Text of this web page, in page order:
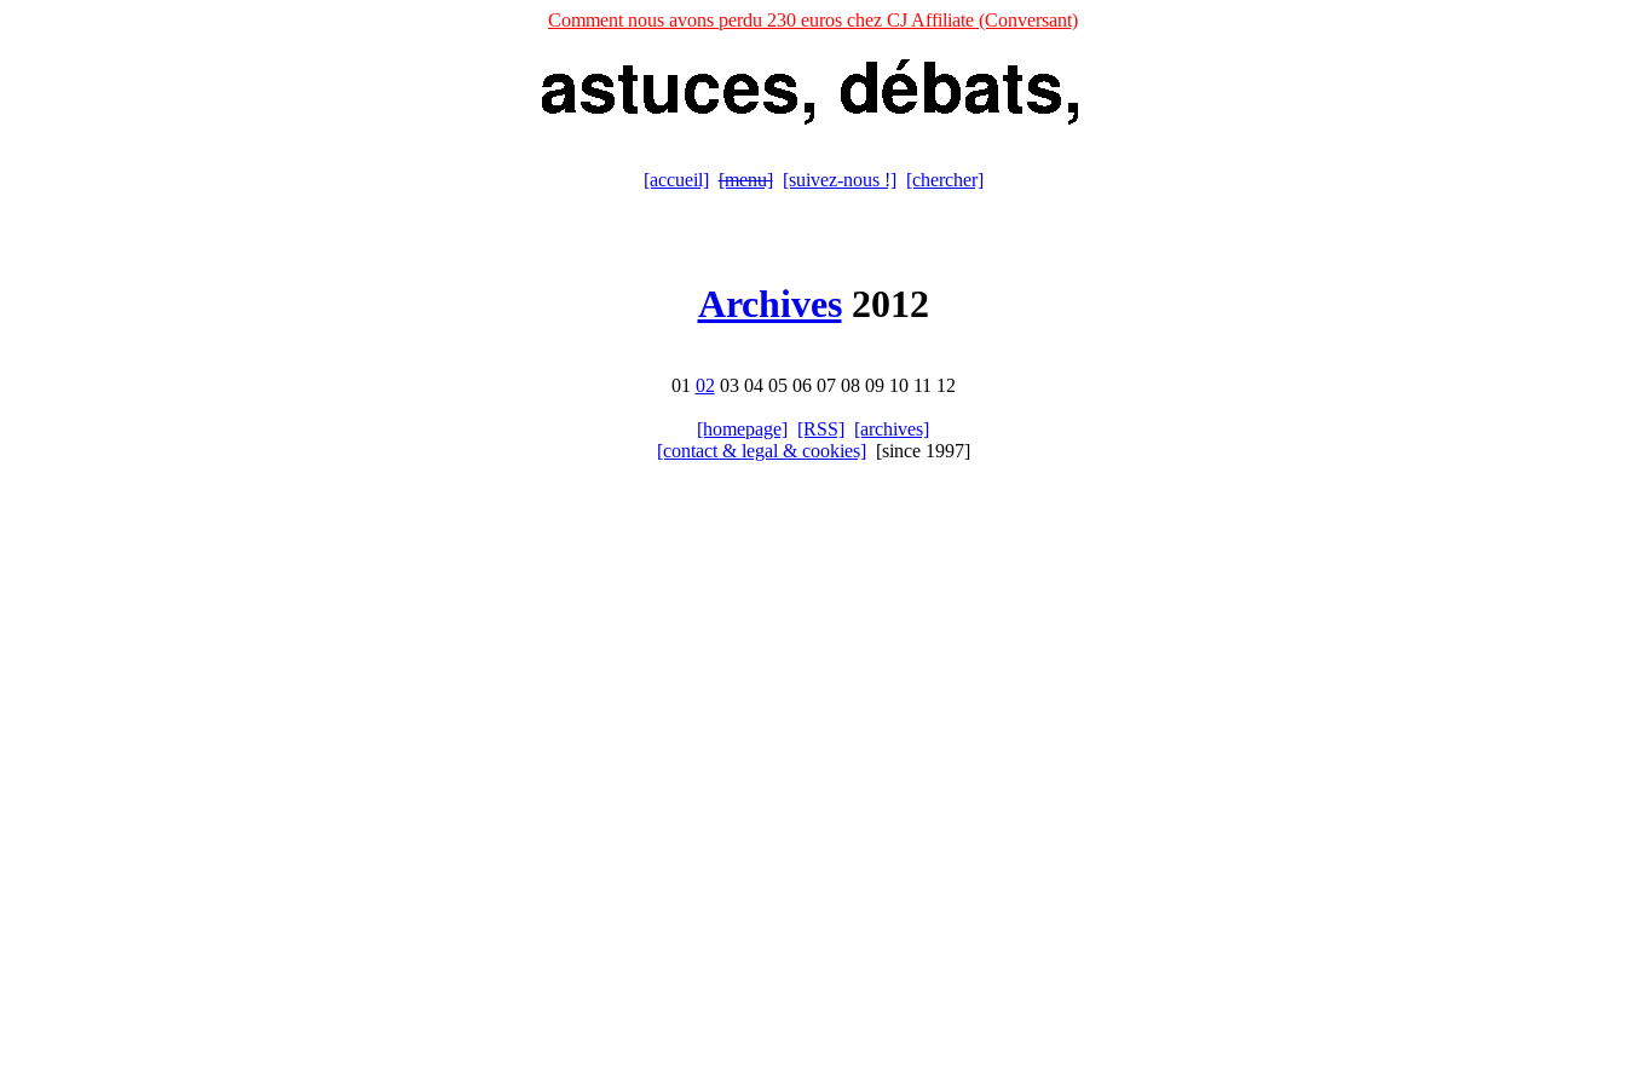
Comment nous avons perdu 230 euros chez CJ Affiliate (Conversant)
[accueil] [menu] [suivez-nous !] [chercher]
Archives2012
01 02 03 04 05 06 07 08 09 10 11 12
[homepage] [RSS] [archives]
[contact & legal & cookies][since 1997]